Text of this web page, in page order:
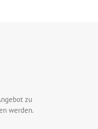
zu
werden.